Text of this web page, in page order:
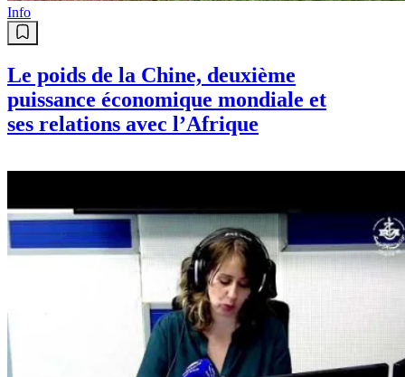
Info
Le poids de la Chine, deuxième
puissance économique mondiale et
ses relations avec l’Afrique